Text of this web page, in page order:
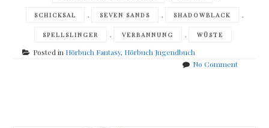
SCHICKSAL , SEVEN SANDS , SHADOWBLACK ,
SPELLSLINGER , VERBANNUNG , WÜSTE
Posted in Hörbuch Fantasy, Hörbuch Jugendbuch
No Commenton